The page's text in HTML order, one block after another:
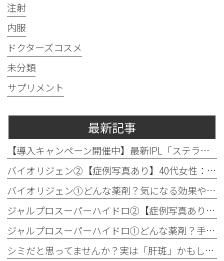
注射
内服
ドクターズコスメ
未分類
サプリメント
最新記事
【導入キャンペーン開催中】最新IPL「ステラM22」で透明感のある素肌へ
バイオリジェン②【症例写真あり】40代女性：目元の小じわ改善
バイオリジェン①どんな薬剤？気になる効果やダウンタイムについて解説
ジャルプロスーパーハイドロ②【症例写真あり】50代女性：ほうれい線・口横たるみ改善【手打ち注射】
ジャルプロスーパーハイドロ①どんな薬剤？手打ちとハイコックスの違いも解説
シミだと思ってませんか？実は「肝斑」かもしれません